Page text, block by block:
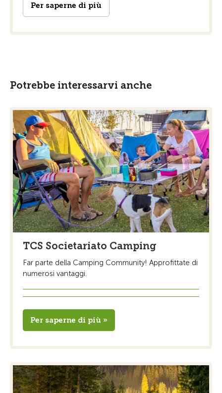
Per saperne di più
Potrebbe interessarvi anche
TCS Societariato Camping
Far parte della Camping Community! Approfittate di
numerosi vantaggi.
Per saperne di più »